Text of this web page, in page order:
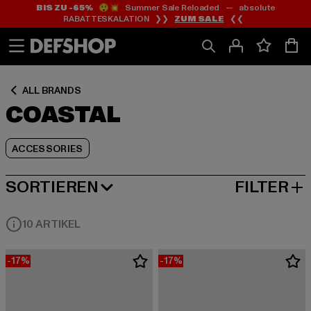
Zum
Inhalt
springen
Zum
Fußzeile
springen
BIS ZU -65%😲💥 Summer Sale Reloaded — absolute
RABATTESKALATION ❯❯ ZUM SALE ❮❮
ALL BRANDS
COASTAL
ACCESSORIES
Zum
Produktraster
springen
SORTIEREN
BELIEBTESTE FILTER
10 ARTIKEL
-17% -17%